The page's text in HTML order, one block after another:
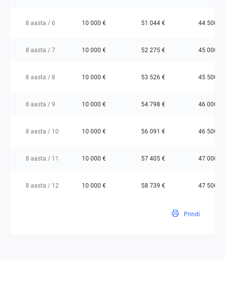
8 aasta / 6 10 000 € 51 044 € 44 500 €
8 aasta / 7 10 000 € 52 275 € 45 000 €
8 aasta / 8 10 000 € 53 526 € 45 500 €
8 aasta / 9 10 000 € 54 798 € 46 000 €
8 aasta / 10 10 000 € 56 091 € 46 500 €
8 aasta / 11 10 000 € 57 405 € 47 000 €
8 aasta / 12 10 000 € 58 739 € 47 500 €
Prindi